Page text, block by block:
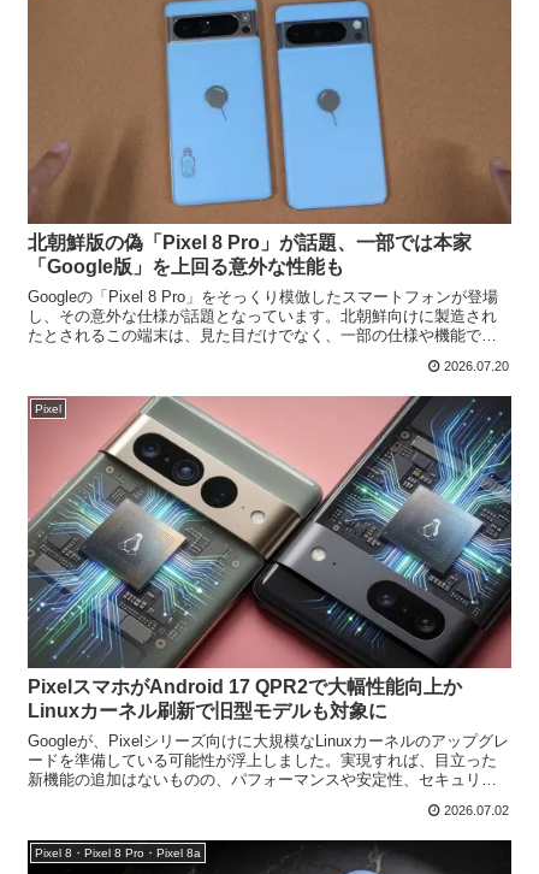
北朝鮮版の偽「Pixel 8 Pro」が話題、一部では本家
「Google版」を上回る意外な性能も
Googleの「Pixel 8 Pro」をそっくり模倣したスマートフォンが登場
し、その意外な仕様が話題となっています。北朝鮮向けに製造され
たとされるこの端末は、見た目だけでなく、一部の仕様や機能では
2026.07.20
Pixel
PixelスマホがAndroid 17 QPR2で大幅性能向上か
Linuxカーネル刷新で旧型モデルも対象に
Googleが、Pixelシリーズ向けに大規模なLinuxカーネルのアップグレ
ードを準備している可能性が浮上しました。実現すれば、目立った
新機能の追加はないものの、パフォーマンスや安定性、セキュリテ
2026.07.02
Pixel 8・Pixel 8 Pro・Pixel 8a